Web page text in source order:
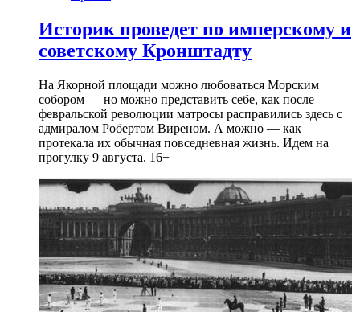
Историк проведет по имперскому и
советскому Кронштадту
На Якорной площади можно любоваться Морским
собором — но можно представить себе, как после
февральской революции матросы расправились здесь с
адмиралом Робертом Виреном. А можно — как
протекала их обычная повседневная жизнь. Идем на
прогулку 9 августа. 16+